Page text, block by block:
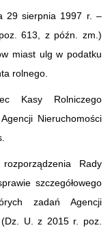
29 sierpnia 1997 r. –
613, z późn. zm.)
miast ulg w podatku
rolnego.
Kasy Rolniczego
Nieruchomości
Rady
szczegółowego
zadań Agencji
U. z 2015 r. poz.